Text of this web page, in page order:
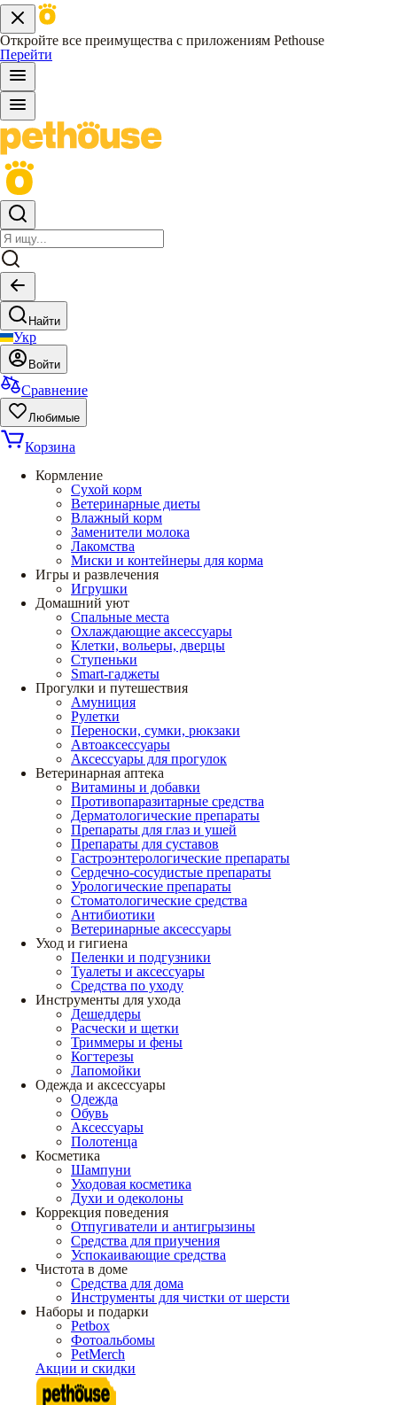
Откройте все преимущества с приложениям Pethouse
Перейти
Найти
Укр
Войти
Сравнение
Любимые
Корзина
Кормление
Сухой корм
Ветеринарные диеты
Влажный корм
Заменители молока
Лакомства
Миски и контейнеры для корма
Игры и развлечения
Игрушки
Домашний уют
Спальные места
Охлаждающие аксессуары
Клетки, вольеры, дверцы
Ступеньки
Smart-гаджеты
Прогулки и путешествия
Амуниция
Рулетки
Переноски, сумки, рюкзаки
Автоаксессуары
Аксессуары для прогулок
Ветеринарная аптека
Витамины и добавки
Противопаразитарные средства
Дерматологические препараты
Препараты для глаз и ушей
Препараты для суставов
Гастроэнтерологические препараты
Сердечно-сосудистые препараты
Урологические препараты
Стоматологические средства
Антибиотики
Ветеринарные аксессуары
Уход и гигиена
Пеленки и подгузники
Туалеты и аксессуары
Средства по уходу
Инструменты для ухода
Дешеддеры
Расчески и щетки
Триммеры и фены
Когтерезы
Лапомойки
Одежда и аксессуары
Одежда
Обувь
Аксессуары
Полотенца
Косметика
Шампуни
Уходовая косметика
Духи и одеколоны
Коррекция поведения
Отпугиватели и антигрызины
Средства для приучения
Успокаивающие средства
Чистота в доме
Средства для дома
Инструменты для чистки от шерсти
Наборы и подарки
Petbox
Фотоальбомы
PetMerch
Акции и скидки